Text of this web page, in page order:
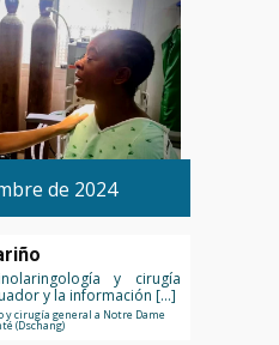
de 2024
y cirugía
y la información […]
cirugía general a Notre Dame
(Dschang)